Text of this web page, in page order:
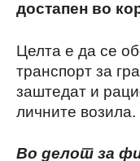
достапен во
Целта е да се
транспорт за
заштедат и
личните возила.
Во делот за